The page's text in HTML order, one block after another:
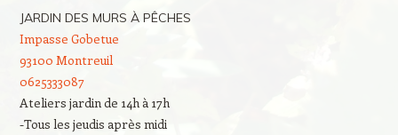
JARDIN DES MURS À PÊCHES
Impasse Gobetue
93100 Montreuil
0625333087
Ateliers jardin de 14h à 17h
-Tous les jeudis après midi